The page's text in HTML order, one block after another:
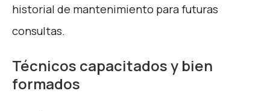
historial de mantenimiento para futuras
consultas.
Técnicos capacitados y bien
formados